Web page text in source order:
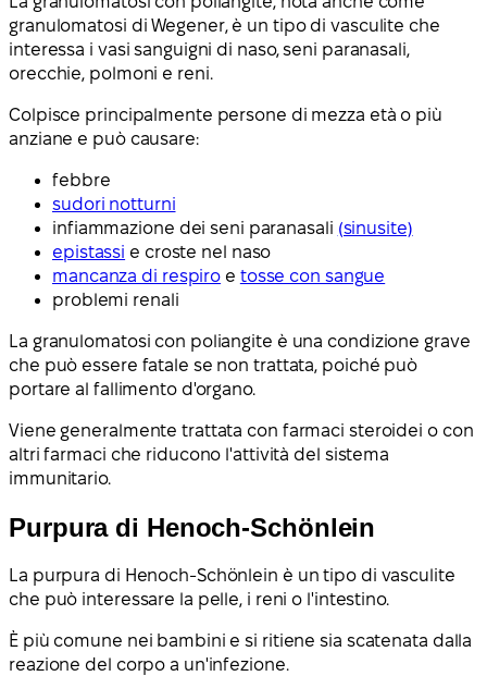
granulomatosi di Wegener, è un tipo di vasculite che
interessa i vasi sanguigni di naso, seni paranasali,
orecchie, polmoni e reni.
Colpisce principalmente persone di mezza età o più
anziane e può causare:
febbre
sudori notturni
infiammazione dei seni paranasali (sinusite)
epistassi e croste nel naso
mancanza di respiro e tosse con sangue
problemi renali
La granulomatosi con poliangite è una condizione grave
che può essere fatale se non trattata, poiché può
portare al fallimento d'organo.
Viene generalmente trattata con farmaci steroidei o con
altri farmaci che riducono l'attività del sistema
immunitario.
Purpura di Henoch-Schönlein
La purpura di Henoch-Schönlein è un tipo di vasculite
che può interessare la pelle, i reni o l'intestino.
È più comune nei bambini e si ritiene sia scatenata dalla
reazione del corpo a un'infezione.